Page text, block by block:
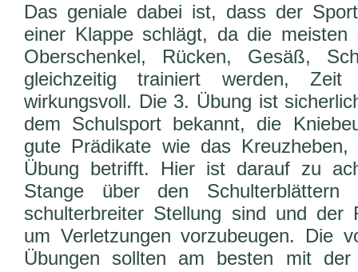
Das geniale dabei ist, dass der
einer Klappe schlägt, da die meisten
Oberschenkel, Rücken, Gesäß,
gleichzeitig trainiert werden,
wirkungsvoll. Die 3. Übung ist
dem Schulsport bekannt, die
gute Prädikate wie das
Übung betrifft. Hier ist darauf zu
Stange über den
schulterbreiter Stellung sind und der
um Verletzungen vorzubeugen. Die
Übungen sollten am besten mit der